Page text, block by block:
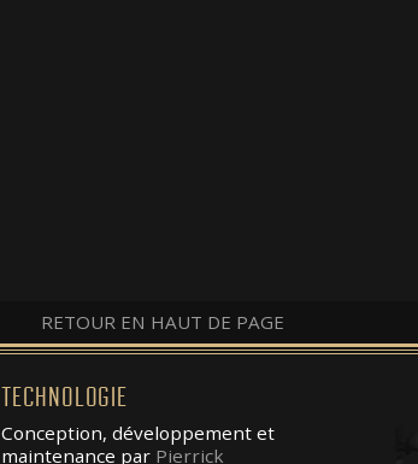
RETOUR EN HAUT DE PAGE
TECHNOLOGIE
Conception, développement et
maintenance par Pierrick